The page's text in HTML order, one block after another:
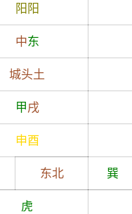
阳 阳
中东
城头土
甲戌
申酉
东北 巽
虎